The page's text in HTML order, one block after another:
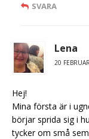
SVARA
Lena
20
Hej!
Mina första är i
börjar sprida sig i
tycker om små